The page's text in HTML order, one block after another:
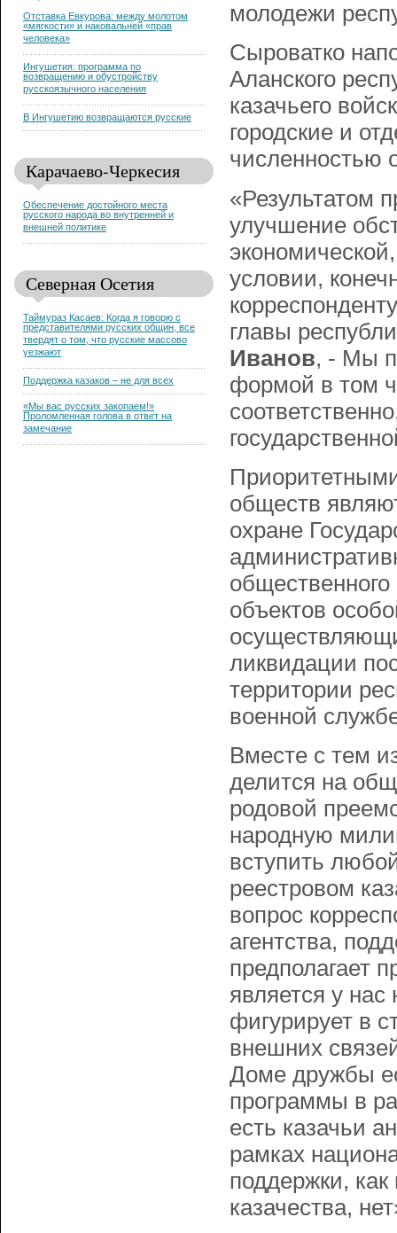
Отставка Евкурова: между молотом
«мягкости» и наковальней «прав
человека»
Ингушетия: программа по
возвращению и обустройству
русскоязычного населения
В Ингушетию возвращаются русские
Карачаево-Черкесия
Обеспечение достойного места
русского народа во внутренней и
внешней политике
Северная Осетия
Таймураз Касаев: Когда я говорю с
представителями русских общин, все
твердят о том, что русские массово
уезжают
Поддержка казаков – не для всех
«Мы вас русских закопаем!»
Проломленная голова в ответ на
замечание
молодежи
Сыроватко
Аланского
казачьего
городские и
численностью
«Результатом
улучшение
условии,
главы
Иванов, - Мы
формой в том
обществ
охране
объектов
ликвидации
территории
военной
Вместе с тем
делится на
родовой
народную
вступить
реестровом
вопрос
агентства,
предполагает
является у
фигурирует в
внешних
Доме дружбы
программы в
есть казачьи
рамках
поддержки,
казачества,